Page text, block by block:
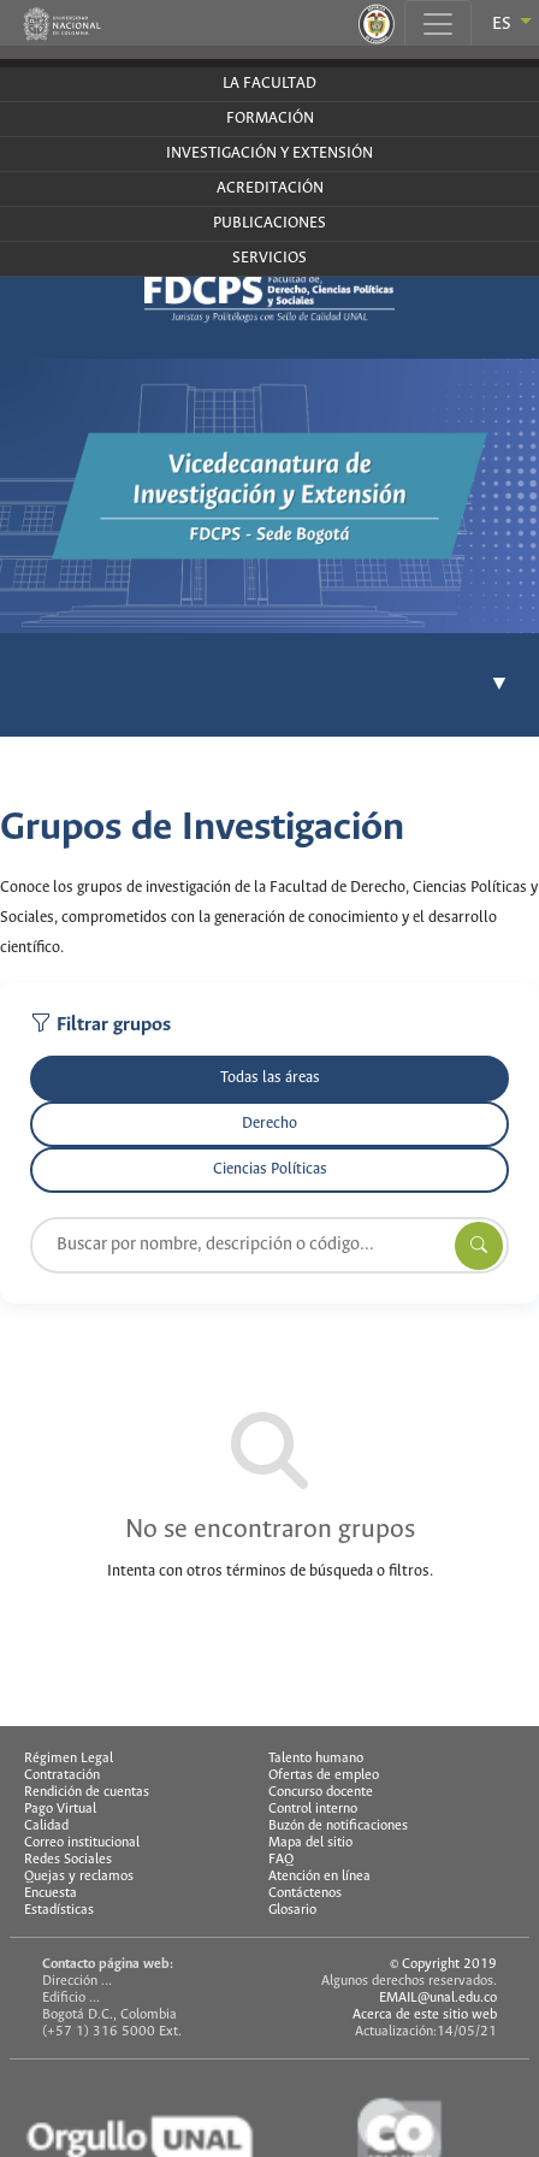
ES
LA FACULTAD
FORMACIÓN
INVESTIGACIÓN Y EXTENSIÓN
ACREDITACIÓN
PUBLICACIONES
SERVICIOS
▼
Grupos de Investigación
Conoce los grupos de investigación de la Facultad de Derecho, Ciencias Políticas y
Sociales, comprometidos con la generación de conocimiento y el desarrollo
científico.
Filtrar grupos
Todas las áreas
Derecho
Ciencias Políticas
No se encontraron grupos
Intenta con otros términos de búsqueda o filtros.
Régimen Legal
Talento humano
Contratación
Ofertas de empleo
Rendición de cuentas
Concurso docente
Pago Virtual
Control interno
Calidad
Buzón de notificaciones
Correo institucional
Mapa del sitio
Redes Sociales
FAQ
Quejas y reclamos
Atención en línea
Encuesta
Contáctenos
Estadísticas
Glosario
Contacto página web:
Dirección ...
Edificio ...
Bogotá D.C., Colombia
(+57 1) 316 5000 Ext.
© Copyright 2019
Algunos derechos reservados.
EMAIL@unal.edu.co
Acerca de este sitio web
Actualización:14/05/21